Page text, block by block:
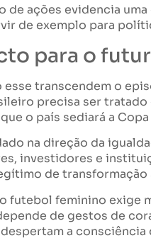
de ações evidencia
de exemplo para
para o
esse transcendem o
precisa ser
o país sediará a
na direção da
investidores e
de transformação
futebol feminino exige
de gestos de
a consciência